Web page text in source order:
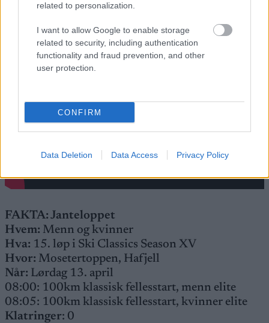
related to personalization.
I want to allow Google to enable storage
related to security, including authentication
functionality and fraud prevention, and other
user protection.
CONFIRM
Data Deletion Data Access Privacy Policy
FAKTA: Janteloppet
Hvem: Menn og kvinner
Hva: 15. løp i Ski Classics Season XV
Hvor: Mosetertoppen, Hafjell
Når: Lørdag 13. april
08:00: 100km klassisk fellesstart, menn elite
08:05: 100km klassisk fellesstart, kvinner elite
Klatringer: 0